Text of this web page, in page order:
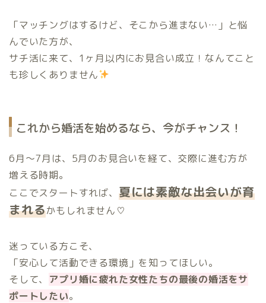
「マッチングはするけど、そこから進まない…」と悩
んでいた方が、
サチ活に来て、1ヶ月以内にお見合い成立！なんてこと
も珍しくありません
これから婚活を始めるなら、今がチャンス！
6月〜7月は、5月のお見合いを経て、交際に進む方が
増える時期。
ここでスタートすれば、 夏には素敵な出会いが育
まれるかもしれません♡
迷っている方こそ、
「安心して活動できる環境」を知ってほしい。
そして、 アプリ婚に疲れた女性たちの最後の婚活をサ
ポートしたい。